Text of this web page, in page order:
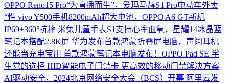
OPPO Reno15 Pro“为直播而生”，爱玛马赫S1 Pro电动车外卖
“性 vivo Y500手机8200mAh超大电池，OPPO A6 GT新机
IP69+360°抗摔 米兔儿童手表S1支持心率血氧，星耀14冰晶蓝
笔记本搭配2.8K屏 华为发布首款鸿蒙折叠屏电脑，声阔耳机
还能当充电宝用 首款鸿蒙笔记本电脑发布！OPPO Pad SE 学
生党的选择 HID智能电子门禁卡 更高效的移动门禁解决方案
AI驱动安全，2024北京网络安全大会（BCS）开幕 阿里云发